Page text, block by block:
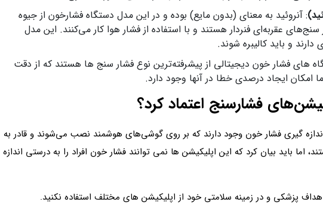
: آنروئید به معنای (بدون مایع) بوده و در این مدل دستگاه فشارخون از جیوه
عقربه‌ای فنردار هستند و با استفاده از فشار هوا کار می‌کنند. این مدل
و باید کالیبره شوند.
های فشار خون دیجیتالی از پیشرفته‌ترین نوع فشار سنج ها هستند که از دقت
امکان ایجاد درصدی خطا در آنها وجود دارد.
فشارسنج اعتماد کرد؟
گیری فشار خون وجود دارند که بر روی گوشی‌های هوشمند نصب می‌شوند و قادر به
اما باید بیان کرد که این اپلیکیشن ها نمی توانند فشار خون افراد را به درستی اندازه
پزشکی و در زمینه سلامتی خود از اپلیکیشن های مختلف استفاده نکنید.